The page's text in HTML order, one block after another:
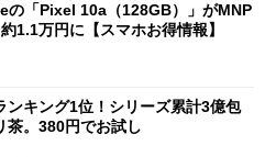
の「Pixel 10a（128GB）」がMNP
1.1万円に【スマホお得情報】
ンキング1位！シリーズ累計3億包
茶。380円でお試し